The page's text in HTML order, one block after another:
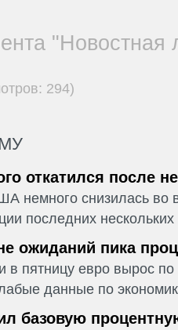
"Новостная
294)
откатился после
немного снизилась во
последних
ожиданий пика
в пятницу евро вырос
данные по
базовую